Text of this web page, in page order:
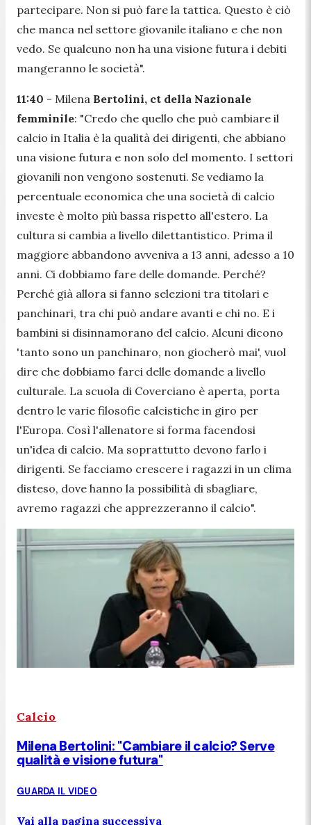
partecipare. Non si può fare la tattica. Questo è ciò
che manca nel settore giovanile italiano e che non
vedo. Se qualcuno non ha una visione futura i debiti
mangeranno le società".
11:40 - Milena Bertolini, ct della Nazionale
femminile: "Credo che quello che può cambiare il
calcio in Italia è la qualità dei dirigenti, che abbiano
una visione futura e non solo del momento. I settori
giovanili non vengono sostenuti. Se vediamo la
percentuale economica che una società di calcio
investe è molto più bassa rispetto all'estero. La
cultura si cambia a livello dilettantistico. Prima il
maggiore abbandono avveniva a 13 anni, adesso a 10
anni. Ci dobbiamo fare delle domande. Perché?
Perché già allora si fanno selezioni tra titolari e
panchinari, tra chi può andare avanti e chi no. E i
bambini si disinnamorano del calcio. Alcuni dicono
'tanto sono un panchinaro, non giocherò mai', vuol
dire che dobbiamo farci delle domande a livello
culturale. La scuola di Coverciano è aperta, porta
dentro le varie filosofie calcistiche in giro per
l'Europa. Così l'allenatore si forma facendosi
un'idea di calcio. Ma soprattutto devono farlo i
dirigenti. Se facciamo crescere i ragazzi in un clima
disteso, dove hanno la possibilità di sbagliare,
avremo ragazzi che apprezzeranno il calcio".
Calcio
Milena Bertolini: "Cambiare il calcio? Serve
qualità e visione futura"
GUARDA IL VIDEO
Vai alla pagina successiva